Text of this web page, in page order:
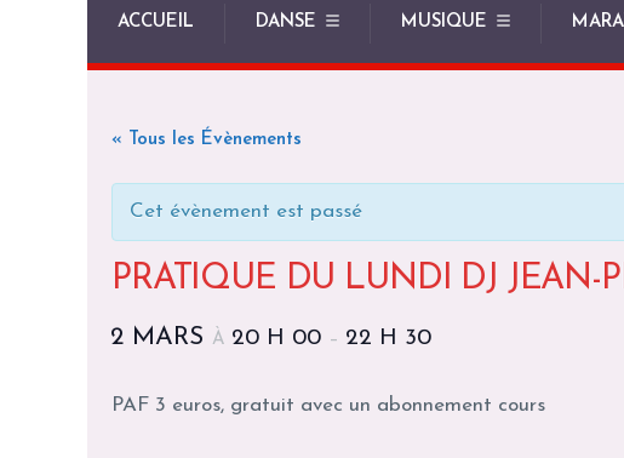
ACCUEIL DANSE MUSIQUE
« Tous les Évènements
Cet évènement est passé
PRATIQUE DU LUNDI DJ JEAN-
2 MARS À 20 H 00 – 22 H 30
PAF 3 euros, gratuit avec un abonnement cours